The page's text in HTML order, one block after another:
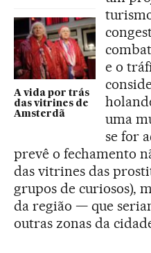
A vida por trás
das vitrines de
Amsterdã
e o
uma
se for
prevê o fechamento
das vitrines das
grupos de curiosos),
da região — que
outras zonas da